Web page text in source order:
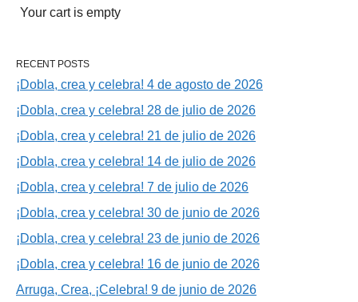
Your cart is empty
RECENT POSTS
¡Dobla, crea y celebra! 4 de agosto de 2026
¡Dobla, crea y celebra! 28 de julio de 2026
¡Dobla, crea y celebra! 21 de julio de 2026
¡Dobla, crea y celebra! 14 de julio de 2026
¡Dobla, crea y celebra! 7 de julio de 2026
¡Dobla, crea y celebra! 30 de junio de 2026
¡Dobla, crea y celebra! 23 de junio de 2026
¡Dobla, crea y celebra! 16 de junio de 2026
Arruga, Crea, ¡Celebra! 9 de junio de 2026